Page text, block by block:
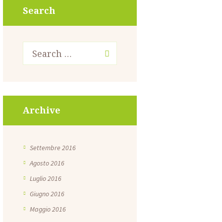
Search
Archive
Settembre 2016
Agosto 2016
Luglio 2016
Giugno 2016
Maggio 2016